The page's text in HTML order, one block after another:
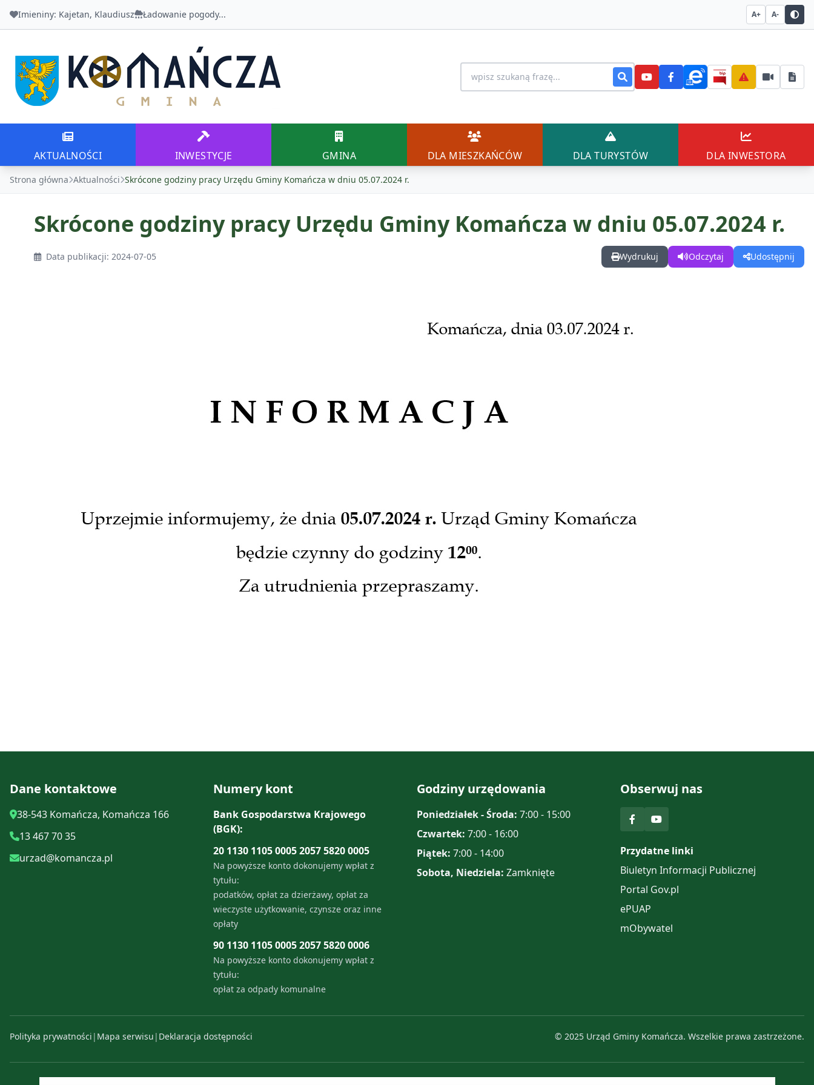
Imieniny: Kajetan, Klaudiusz Ładowanie pogody... A+ A-
Urząd Gminy Komańcza Wyszukiwanie na stronie
AKTUALNOŚCI
AKTUALNOŚCI INWESTYCJE
INWESTYCJE GMINA
GMINA DLA MIESZKAŃCÓW
DLA MIESZKAŃCÓW DLA TURYSTÓW
DLA TURYSTÓW DLA INWESTORA
DLA
Strona główna Aktualności Skrócone godziny pracy Urzędu Gminy Komańcza w dniu 05.07.2024 r.
Skrócone godziny pracy Urzędu Gminy Komańcza w dniu 05.07.2024 r.
Data publikacji: 2024-07-05 Wydrukuj Odczytaj Udostępnij
Dane kontaktowe
38-543 Komańcza, Komańcza 166
13 467 70 35
urzad@komancza.pl
Numery kont
Bank Gospodarstwa Krajowego
(BGK):
20 1130 1105 0005 2057 5820 0005
Na powyższe konto dokonujemy wpłat z
tytułu:
podatków, opłat za dzierżawy, opłat za
wieczyste użytkowanie, czynsze oraz inne
opłaty
90 1130 1105 0005 2057 5820 0006
Na powyższe konto dokonujemy wpłat z
tytułu:
opłat za odpady komunalne
Godziny urzędowania
Poniedziałek - Środa: 7:00 - 15:00
Czwartek: 7:00 - 16:00
Piątek: 7:00 - 14:00
Sobota, Niedziela: Zamknięte
Obserwuj nas
Przydatne linki
Biuletyn Informacji Publicznej
Portal Gov.pl
ePUAP
mObywatel
Polityka prywatności | Mapa serwisu | Deklaracja dostępności © 2025 Urząd Gminy Komańcza. Wszelkie prawa zastrzeżone.